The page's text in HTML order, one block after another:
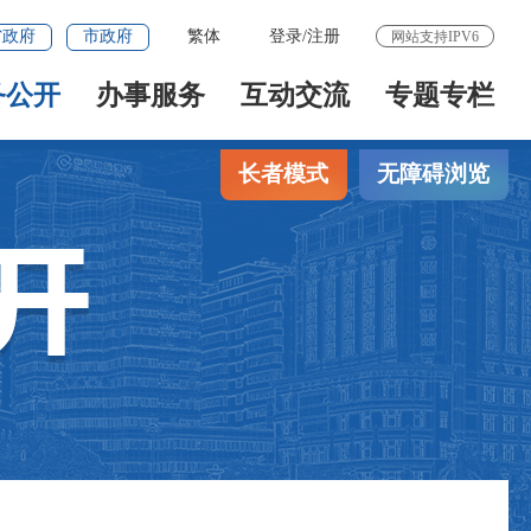
府 市政府 繁体 登录/注册 网站支持IPV6
开 办事服务 互动交流 专题专栏
长者模式 无障碍浏览